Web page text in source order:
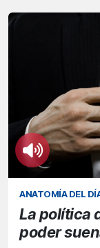
ANATOMÍA DEL
La política
poder